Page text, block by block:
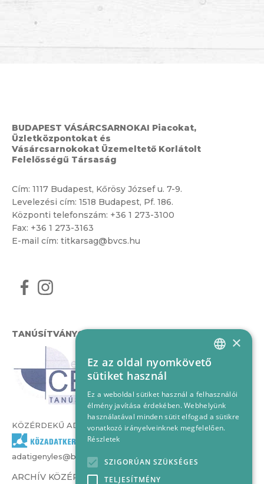
BUDAPEST VÁSÁRCSARNOKAI Piacokat,
Üzletközpontokat és
Vásárcsarnokokat Üzemeltető Korlátolt
Felelősségű Társaság
Cím: 1117 Budapest, Kőrösy József u. 7-9.
Levelezési cím: 1518 Budapest, Pf. 186.
Központi telefonszám: +36 1 273-3100
Fax: +36 1 273-3163
E-mail cím: titkarsag@bvcs.hu
TANÚSÍTVÁNYOK
KÖZÉRDEKŰ ADATOK
adatigenyles@bvcs.hu
ARCHÍV KÖZÉRDEKŰ ADATOK –
HUNGARIAN
×
Ez az oldal nyomkövető
sütiket használ
Ez a weboldal sütiket használ a felhasználói
élmény javítása érdekében. Webhelyünk
használatával minden sütit elfogad a sütikre
vonatkozó irányelveinknek megfelelően.
Részletek
SZIGORÚAN SZÜKSÉGES
TELJESÍTMÉNY